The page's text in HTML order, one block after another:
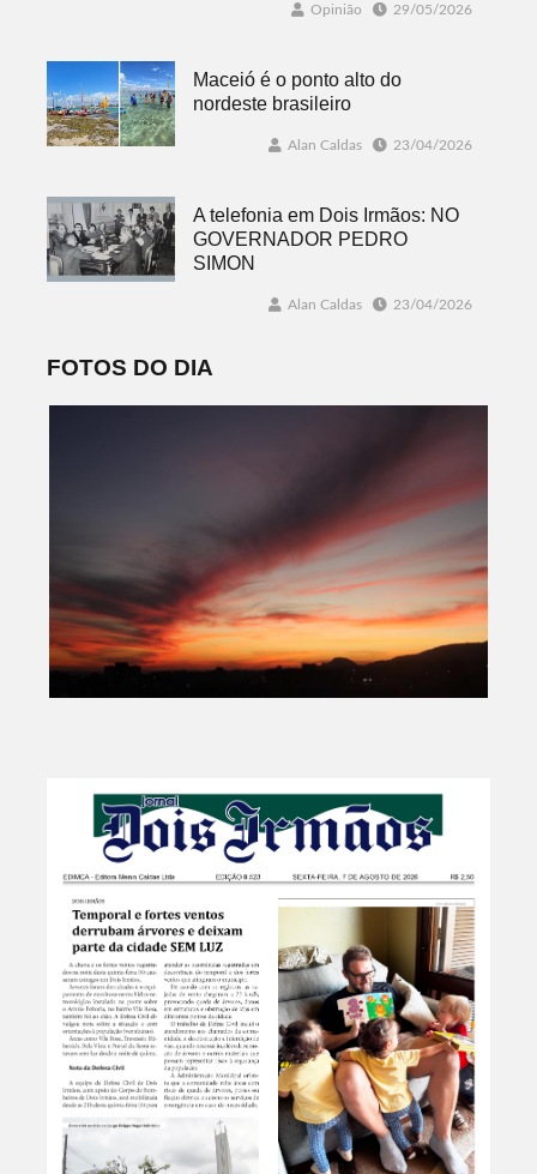
Opinião 29/05/2026
Maceió é o ponto alto do
nordeste brasileiro
Alan Caldas 23/04/2026
A telefonia em Dois Irmãos: NO
GOVERNADOR PEDRO
SIMON
Alan Caldas 23/04/2026
FOTOS DO DIA